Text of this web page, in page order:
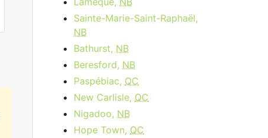
Commandez Maintenant
Sainte-Marie-Saint-Raphaël,
NB
Bathurst, NB
Beresford, NB
Paspébiac, QC
New Carlisle, QC
Nigadoo, NB
Hope Town, QC